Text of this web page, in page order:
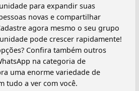
para expandir suas
novas e compartilhar
agora mesmo o seu grupo
pode crescer rapidamente!
Confira também outros
na categoria de
uma enorme variedade de
tudo a ver com você.